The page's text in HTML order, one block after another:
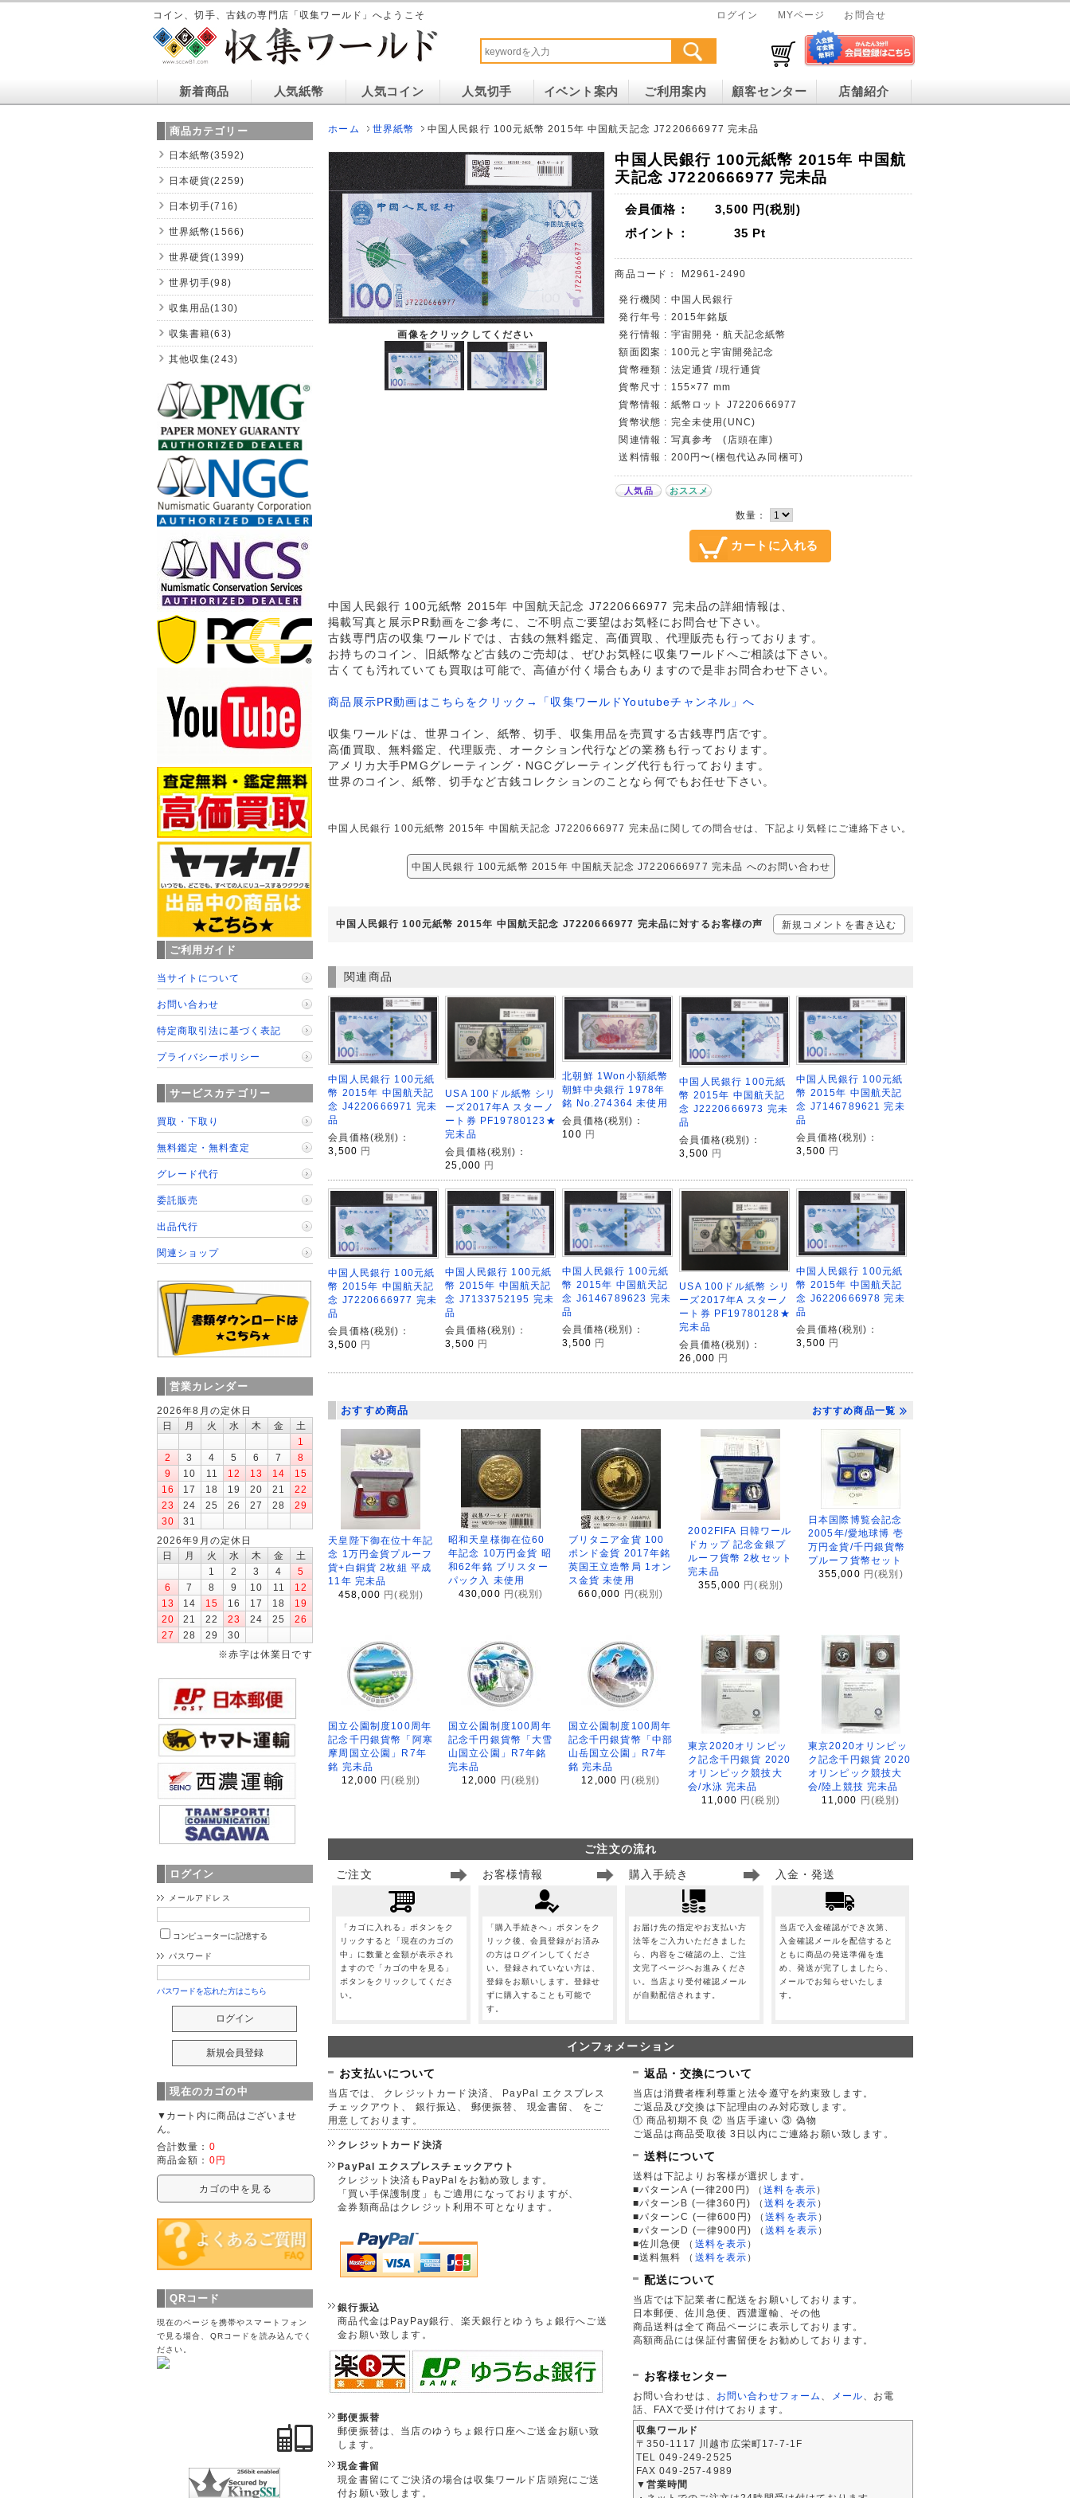
コイン、切手、古銭の専門店「収集ワールド」へようこそ ログイン MYページ お問合せ
新着商品 人気紙幣 人気コイン 人気切手 イベント案内 ご利用案内 顧客センター 店舗紹介
ホーム 世界紙幣 中国人民銀行 100元紙幣 2015年 中国航天記念 J7220666977 完未品
画像をクリックしてください
中国人民銀行 100元紙幣 2015年 中国航
天記念 J7220666977 完未品
会員価格： 3,500 円(税別)
ポイント：
35 Pt
商品コード： M2961-2490
発行機関 : 中国人民銀行
発行年号 : 2015年銘版
発行情報 : 宇宙開発・航天記念紙幣
額面図案 : 100元と宇宙開発記念
貨幣種類 : 法定通貨 /現行通貨
貨幣尺寸 : 155×77 mm
貨幣情報 : 紙幣ロット J7220666977
貨幣状態 : 完全未使用(UNC)
関連情報 : 写真参考 (店頭在庫)
送料情報 : 200円〜(梱包代込み同梱可)
人気品 おススメ
数量：
中国人民銀行 100元紙幣 2015年 中国航天記念 J7220666977 完未品の詳細情報は、
掲載写真と展示PR動画をご参考に、ご不明点ご要望はお気軽にお問合せ下さい。
古銭専門店の収集ワールドでは、古銭の無料鑑定、高価買取、代理販売も行っております。
お持ちのコイン、旧紙幣など古銭のご売却は、ぜひお気軽に収集ワールドへご相談は下さい。
古くても汚れていても買取は可能で、高値が付く場合もありますので是非お問合わせ下さい。
商品展示PR動画はこちらをクリック→「収集ワールドYoutubeチャンネル」へ
収集ワールドは、世界コイン、紙幣、切手、収集用品を売買する古銭専門店です。
高価買取、無料鑑定、代理販売、オークション代行などの業務も行っております。
アメリカ大手PMGグレーティング・NGCグレーティング代行も行っております。
世界のコイン、紙幣、切手など古銭コレクションのことなら何でもお任せ下さい。
中国人民銀行 100元紙幣 2015年 中国航天記念 J7220666977 完未品に関しての問合せは、下記より気軽にご連絡下さい。
中国人民銀行 100元紙幣 2015年 中国航天記念 J7220666977 完未品 へのお問い合わせ
中国人民銀行 100元紙幣 2015年 中国航天記念 J7220666977 完未品に対するお客様の声 新規コメントを書き込む
関連商品
中国人民銀行 100元紙
幣 2015年 中国航天記
念 J4220666971 完未
品
会員価格(税別)：
3,500 円
USA 100ドル紙幣 シリ
ーズ2017年A スターノ
ート券 PF19780123★
完未品
会員価格(税別)：
25,000 円
北朝鮮 1Won小額紙幣
朝鮮中央銀行 1978年
銘 No.274364 未使用
会員価格(税別)：
100 円
中国人民銀行 100元紙
幣 2015年 中国航天記
念 J2220666973 完未
品
会員価格(税別)：
3,500 円
中国人民銀行 100元紙
幣 2015年 中国航天記
念 J7146789621 完未
品
会員価格(税別)：
3,500 円
中国人民銀行 100元紙
幣 2015年 中国航天記
念 J7220666977 完未
品
会員価格(税別)：
3,500 円
中国人民銀行 100元紙
幣 2015年 中国航天記
念 J7133752195 完未
品
会員価格(税別)：
3,500 円
中国人民銀行 100元紙
幣 2015年 中国航天記
念 J6146789623 完未
品
会員価格(税別)：
3,500 円
USA 100ドル紙幣 シリ
ーズ2017年A スターノ
ート券 PF19780128★
完未品
会員価格(税別)：
26,000 円
中国人民銀行 100元紙
幣 2015年 中国航天記
念 J6220666978 完未
品
会員価格(税別)：
3,500 円
おすすめ商品 おすすめ商品一覧
天皇陛下御在位十年記
念 1万円金貨プルーフ
貨+白銅貨 2枚組 平成
11年 完未品
458,000 円(税別)
昭和天皇様御在位60
年記念 10万円金貨 昭
和62年銘 ブリスター
パック入 未使用
430,000 円(税別)
ブリタニア金貨 100
ポンド金貨 2017年銘
英国王立造幣局 1オン
ス金貨 未使用
660,000 円(税別)
2002FIFA 日韓ワール
ドカップ 記念金銀プ
ルーフ貨幣 2枚セット
完未品
355,000 円(税別)
日本国際博覧会記念
2005年/愛地球博 壱
万円金貨/千円銀貨幣
プルーフ貨幣セット
355,000 円(税別)
国立公園制度100周年
記念千円銀貨幣「阿寒
摩周国立公園」R7年
銘 完未品
12,000 円(税別)
国立公園制度100周年
記念千円銀貨幣「大雪
山国立公園」R7年銘
完未品
12,000 円(税別)
国立公園制度100周年
記念千円銀貨幣「中部
山岳国立公園」R7年
銘 完未品
12,000 円(税別)
東京2020オリンピッ
ク記念千円銀貨 2020
オリンピック競技大
会/水泳 完未品
11,000 円(税別)
東京2020オリンピッ
ク記念千円銀貨 2020
オリンピック競技大
会/陸上競技 完未品
11,000 円(税別)
ご注文の流れ
ご注文
「カゴに入れる」ボタンをク
リックすると「現在のカゴの
中」に数量と金額が表示され
ますので「カゴの中を見る」
ボタンをクリックしてくださ
い。
お客様情報
「購入手続きへ」ボタンをク
リック後、会員登録がお済み
の方はログインしてくださ
い。登録されていない方は、
登録をお願いします。登録せ
ずに購入することも可能で
す。
購入手続き
お届け先の指定やお支払い方
法等をご入力いただきました
ら、内容をご確認の上、ご注
文完了ページへお進みくださ
い。当店より受付確認メール
が自動配信されます。
入金・発送
当店で入金確認ができ次第、
入金確認メールを配信すると
ともに商品の発送準備を進
め、発送が完了しましたら、
メールでお知らせいたしま
す。
インフォメーション
お支払いについて
当店では、 クレジットカード決済、 PayPal エクスプレス
チェックアウト、 銀行振込、 郵便振替、 現金書留、 をご
用意しております。
クレジットカード決済
PayPal エクスプレスチェックアウト
クレジット決済もPayPalをお勧め致します。
「買い手保護制度」もご適用になっておりますが、
金券類商品はクレジット利用不可となります。
銀行振込
商品代金はPayPay銀行、楽天銀行とゆうちょ銀行へご送
金お願い致します。
郵便振替
郵便振替は、当店のゆうちょ銀行口座へご送金お願い致
します。
現金書留
現金書留にてご決済の場合は収集ワールド店頭宛にご送
付お願い致します。
返品・交換について
当店は消費者権利尊重と法令遵守を約束致します。
ご返品及び交換は下記理由のみ対応致します。
① 商品初期不良 ② 当店手違い ③ 偽物
ご返品は商品受取後 3日以内にご連絡お願い致します。
送料について
送料は下記よりお客様が選択します。
■パターンA (一律200円)
（送料を表示 ）
■パターンB (一律360円)
（送料を表示 ）
■パターンC (一律600円)
（送料を表示 ）
■パターンD (一律900円)
（送料を表示 ）
■佐川急便
（ 送料を表示 ）
■送料無料
（ 送料を表示 ）
配送について
当店では下記業者に配送をお願いしております。
日本郵便、佐川急便、西濃運輸、その他
商品送料は全て商品ページに表示しております。
高額商品には保証付書留便をお勧めしております。
お客様センター
お問い合わせは、 お問い合わせフォーム メール 、お電
話、FAXで受け付けております。
収集ワールド
〒350-1117 川越市広栄町17-7-1F
TEL 049-249-2525
FAX 049-257-4989
▼営業時間
商品カテゴリー
日本紙幣(3592)
日本硬貨(2259)
日本切手(716)
世界紙幣(1566)
世界硬貨(1399)
世界切手(98)
収集用品(130)
収集書籍(63)
其他収集(243)
ご利用ガイド
当サイトについて
お問い合わせ
特定商取引法に基づく表記
プライバシーポリシー
サービスカテゴリー
買取・下取り
無料鑑定・無料査定
グレード代行
委託販売
出品代行
関連ショップ
営業カレンダー
2026年8月の定休日
日
月 火 水 木 金
土
1
2
3 4 5 6 7
8
9
10 11 12 13 14
15
16
17 18 19 20 21
22
23
24 25 26 27 28
29
30
31
2026年9月の定休日
日
月 火 水 木 金
土
1
2 3 4
5
6
7 8 9 10 11
12
13
14 15 16 17 18
19
20
21 22 23 24 25
26
27
28 29
30
※赤字は休業日です
ログイン
メールアドレス
コンピューターに記憶する
パスワード
パスワードを忘れた方はこちら
現在のカゴの中
▼カート内に商品はございませ
ん。
合計数量： 0
商品金額： 0円
カゴの中を見る
QRコード
現在のページを携帯やスマートフォン
で見る場合、QRコードを読み込んでく
ださい。